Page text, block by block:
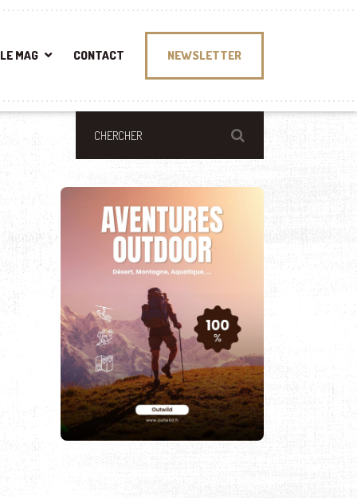
LE MAG CONTACT NEWSLETTER